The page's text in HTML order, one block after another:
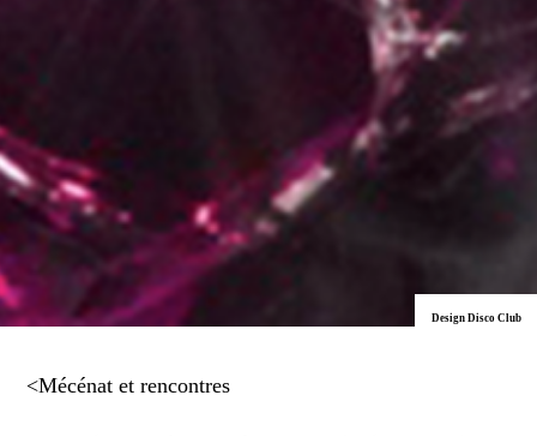
Design Disco Club
<Mécénat et rencontres